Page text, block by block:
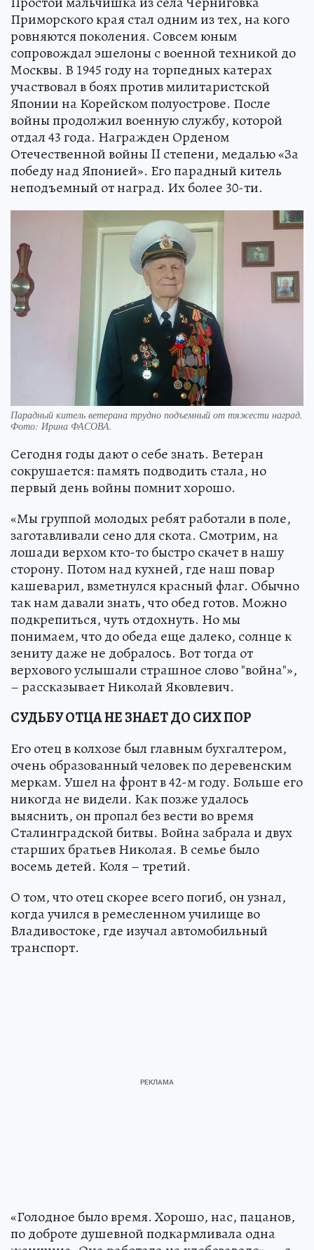
Приморского края стал одним из тех, на кого
ровняются поколения. Совсем юным
сопровождал эшелоны с военной техникой до
Москвы. В 1945 году на торпедных катерах
участвовал в боях против милитаристской
Японии на Корейском полуострове. После
войны продолжил военную службу, которой
отдал 43 года. Награжден Орденом
Отечественной войны II степени, медалью «За
победу над Японией». Его парадный китель
неподъемный от наград. Их более 30-ти.
Парадный китель ветерана трудно подъемный от тяжести наград.
Фото: Ирина ФАСОВА.
Сегодня годы дают о себе знать. Ветеран
сокрушается: память подводить стала, но
первый день войны помнит хорошо.
«Мы группой молодых ребят работали в поле,
заготавливали сено для скота. Смотрим, на
лошади верхом кто-то быстро скачет в нашу
сторону. Потом над кухней, где наш повар
кашеварил, взметнулся красный флаг. Обычно
так нам давали знать, что обед готов. Можно
подкрепиться, чуть отдохнуть. Но мы
понимаем, что до обеда еще далеко, солнце к
зениту даже не добралось. Вот тогда от
верхового услышали страшное слово "война"»,
– рассказывает Николай Яковлевич.
СУДЬБУ ОТЦА НЕ ЗНАЕТ ДО СИХ ПОР
Его отец в колхозе был главным бухгалтером,
очень образованный человек по деревенским
меркам. Ушел на фронт в 42-м году. Больше его
никогда не видели. Как позже удалось
выяснить, он пропал без вести во время
Сталинградской битвы. Война забрала и двух
старших братьев Николая. В семье было
восемь детей. Коля – третий.
О том, что отец скорее всего погиб, он узнал,
когда учился в ремесленном училище во
Владивостоке, где изучал автомобильный
транспорт.
«Голодное было время. Хорошо, нас, пацанов,
по доброте душевной подкармливала одна